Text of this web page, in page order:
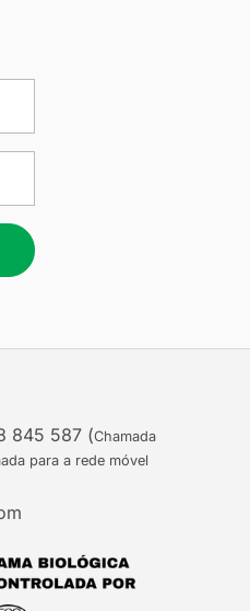
845 587 (Chamada
para a rede móvel